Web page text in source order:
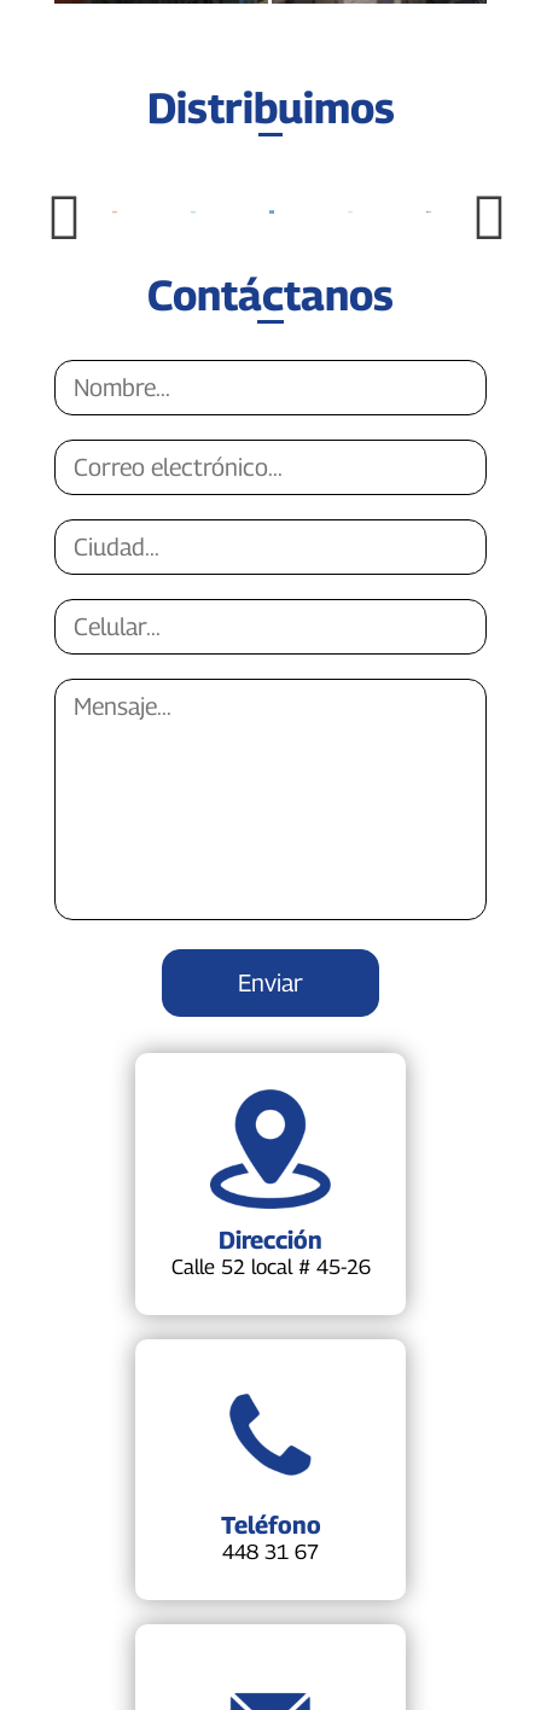
Distribuimos
Contáctanos
Dirección
Calle 52 local # 45-26
Teléfono
448 31 67